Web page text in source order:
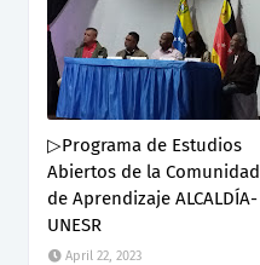
▷Programa de Estudios
Abiertos de la Comunidad
de Aprendizaje ALCALDÍA-
UNESR
April 22, 2023